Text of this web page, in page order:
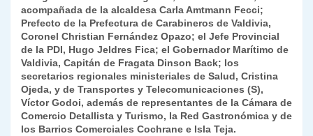
acompañada de la alcaldesa Carla Amtmann Fecci;
Prefecto de la Prefectura de Carabineros de Valdivia,
Coronel Christian Fernández Opazo; el Jefe Provincial
de la PDI, Hugo Jeldres Fica; el Gobernador Marítimo de
Valdivia, Capitán de Fragata Dinson Back; los
secretarios regionales ministeriales de Salud, Cristina
Ojeda, y de Transportes y Telecomunicaciones (S),
Víctor Godoi, además de representantes de la Cámara de
Comercio Detallista y Turismo, la Red Gastronómica y de
los Barrios Comerciales Cochrane e Isla Teja.